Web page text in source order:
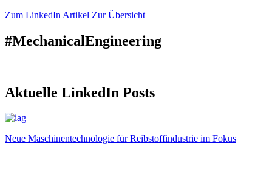
Zum LinkedIn Artikel Zur Übersicht
#MechanicalEngineering
Aktuelle LinkedIn Posts
Neue Maschinentechnologie für Reibstoffindustrie im Fokus